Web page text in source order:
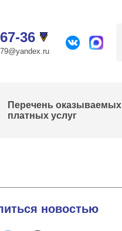
36
Перечень оказываемых
платных услуг
новостью